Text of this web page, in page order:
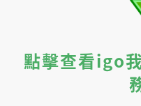
點擊查看igo